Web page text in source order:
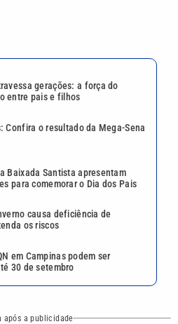
os riscos
em Campinas podem ser
30 de setembro
Esportes
Polícia
REDES